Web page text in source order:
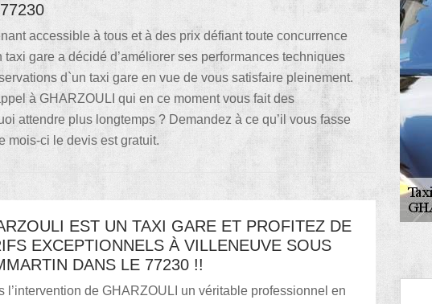
accessible à tous et à des prix défiant toute concurrence
gare a décidé d’améliorer ses performances techniques
d`un taxi gare en vue de vous satisfaire pleinement.
à GHARZOULI qui en ce moment vous fait des
attendre plus longtemps ? Demandez à ce qu’il vous fasse
mois-ci le devis est gratuit.
EST UN TAXI GARE ET PROFITEZ DE
EXCEPTIONNELS À VILLENEUVE SOUS
DANS LE 77230 !!
l’intervention de GHARZOULI un véritable professionnel en